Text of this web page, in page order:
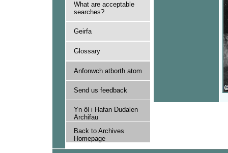
What are acceptable
searches?
Geirfa
Glossary
Anfonwch atborth atom
Send us feedback
Yn ôl i Hafan Dudalen
Archifau
Back to Archives
Homepage